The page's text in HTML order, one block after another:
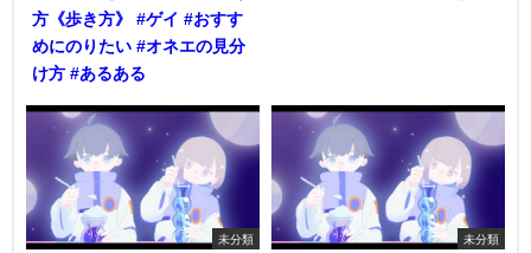
方《歩き方》 #ゲイ #おすす
めにのりたい #オネエの見分
け方 #あるある
未分類 未分類